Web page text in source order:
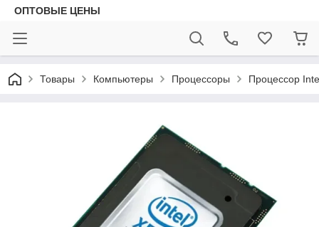
ОПТОВЫЕ ЦЕНЫ
Товары Компьютеры Процессоры Процессор